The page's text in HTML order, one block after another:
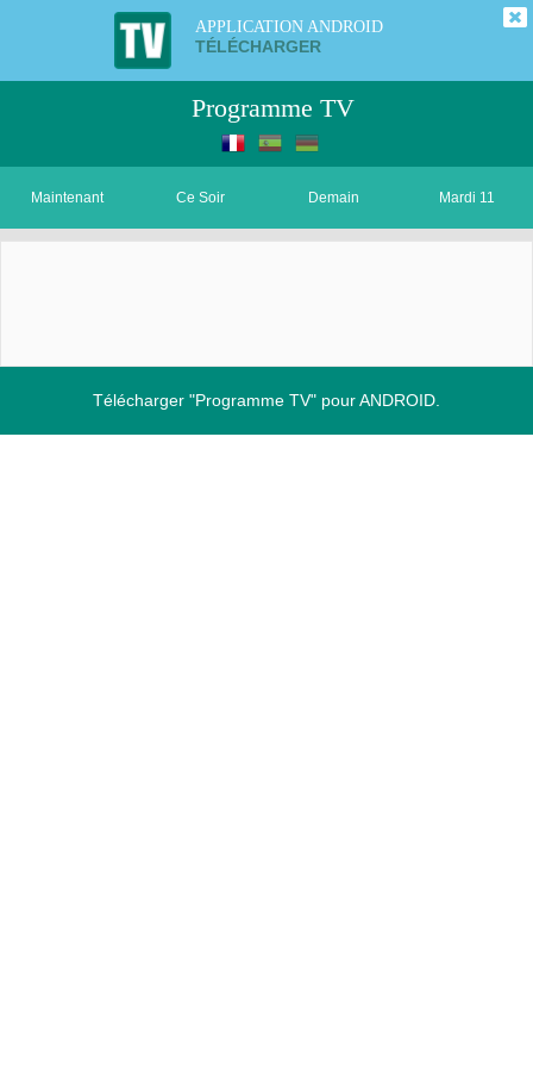
APPLICATION ANDROID
TÉLÉCHARGER
Programme TV
Maintenant Ce Soir Demain Mardi 11
Télécharger "Programme TV" pour ANDROID.